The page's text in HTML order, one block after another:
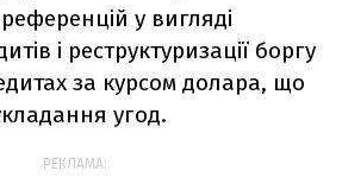
у вигляді
і реструктуризації боргу
за курсом долара, що
угод.
РЕКЛАМА: